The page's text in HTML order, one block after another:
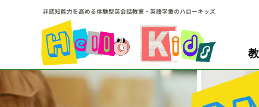
非認知能力を高める体験型英会話教室・英語学童のハローキッズ